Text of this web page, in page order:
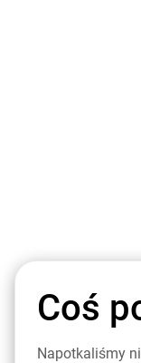
Coś
Napotkaliśmy